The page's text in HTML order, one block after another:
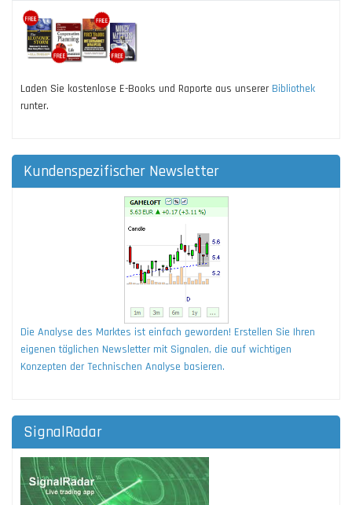
Laden Sie kostenlose E-Books und Raporte aus unserer Bibliothek
runter.
Kundenspezifischer Newsletter
Die Analyse des Marktes ist einfach geworden! Erstellen Sie Ihren
eigenen täglichen Newsletter mit Signalen, die auf wichtigen
Konzepten der Technischen Analyse basieren.
SignalRadar